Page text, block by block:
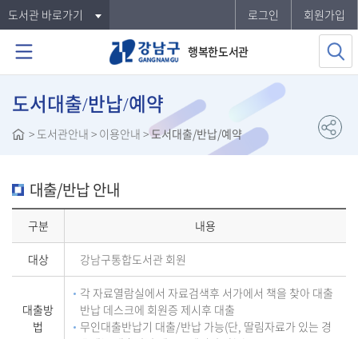
도서관 바로가기 로그인 회원가입
행복한도서관
도서대출/반납/예약
> 도서관안내 > 이용안내 >도서대출/반납/예약
대출/반납 안내
구분 내용
대상 강남구통합도서관 회원
대출방
법
각 자료열람실에서 자료검색후 서가에서 책을 찾아 대출
반납 데스크에 회원증 제시후 대출
무인대출반납기 대출/반납 가능(단, 딸림자료가 있는 경